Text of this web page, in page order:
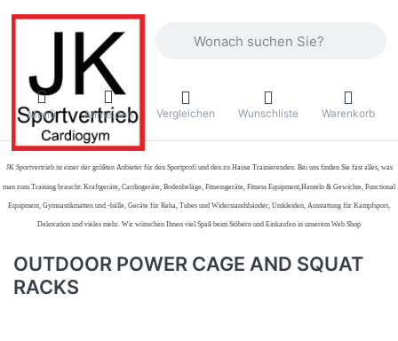
Menü Anmelden Vergleichen Wunschliste Warenkorb
JK Sportvertrieb ist einer der größten Anbieter für den Sportprofi und den zu Hause Trainierenden. Bei uns finden Sie fast alles, was
man zum Training braucht: Kraftgeräte, Cardiogeräte, Bodenbeläge, Fitnessgeräte, Fitness Equipment,Hanteln & Gewichte, Functional
Equipment, Gymnastikmatten und -bälle, Geräte für Reha, Tubes und Widerstandsbänder, Umkleiden, Ausstattung für Kampfsport,
Dekoration und vieles mehr. Wir wünschen Ihnen viel Spaß beim Stöbern und Einkaufen in unserem Web Shop
OUTDOOR POWER CAGE AND SQUAT
RACKS